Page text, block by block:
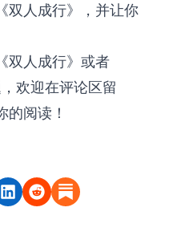
双人成行》，并让你
双人成行》或者
欢迎在评论区留
阅读！